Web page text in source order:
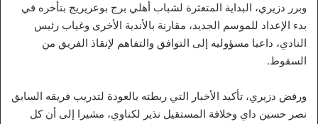
وبرر دزيري، البداية المتعثرة لشباب أهلي برج بوعريريج بتأخره في
بدء الإعداد للموسم الجديد، مقارنة بالأندية الأخرى وغياب رئيس
النادي، داعيا مسؤوليه إلى التوافق والتفاهم لإنقاذ الفريق من
السقوط.
ورفض دزيري، تأكيد الأخبار التي ربطته بالعودة لتدريب فريقه السابق
نصر حسين داي وخلافة المستقيل نذير لكناوي، مشيرا إلى أن كل